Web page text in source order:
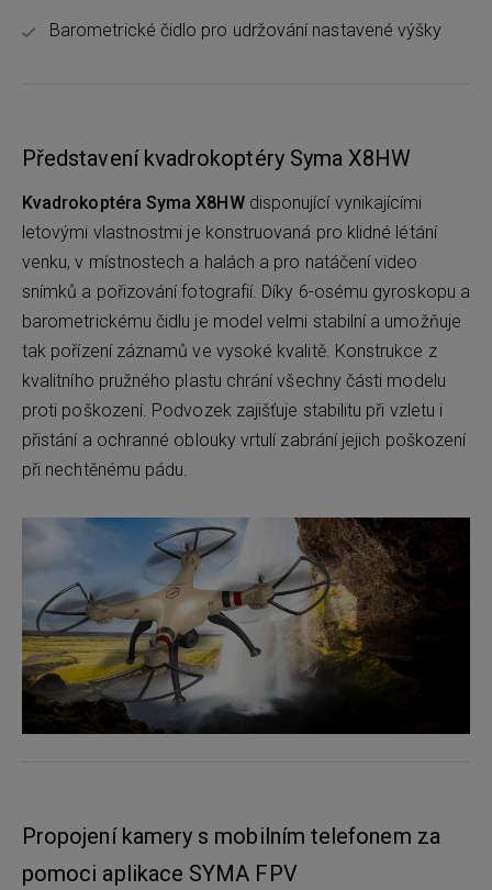
Barometrické čidlo pro udržování nastavené výšky
Představení kvadrokoptéry Syma X8HW
Kvadrokoptéra Syma X8HW disponující vynikajícími
letovými vlastnostmi je konstruovaná pro klidné létání
venku, v místnostech a halách a pro natáčení video
snímků a pořizování fotografií. Díky 6-osému gyroskopu a
barometrickému čidlu je model velmi stabilní a umožňuje
tak pořízení záznamů ve vysoké kvalitě. Konstrukce z
kvalitního pružného plastu chrání všechny části modelu
proti poškození. Podvozek zajišťuje stabilitu při vzletu i
přistání a ochranné oblouky vrtulí zabrání jejich poškození
při nechtěnému pádu.
Propojení kamery s mobilním telefonem za
pomoci aplikace SYMA FPV